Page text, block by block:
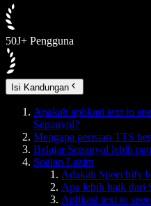
50J+ Pengguna
Isi Kandungan
Apakah aplikasi text to
Sepanyol?
Mengapa perisian TTS
Belajar Sepanyol lebih
Soalan Lazim
Adakah Speechify
Apa lebih baik dari
Aplikasi text to